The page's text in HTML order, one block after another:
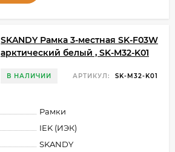
SKANDY Рамка 3-местная SK-F03W
арктический белый , SK-M32-K01
В НАЛИЧИИ АРТИКУЛ: SK-M32-K01
Рамки
IEK (ИЭК)
SKANDY